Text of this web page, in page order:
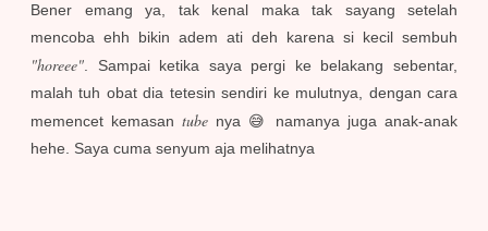
Bener emang ya, tak kenal maka tak sayang setelah
mencoba ehh bikin adem ati deh karena si kecil sembuh
"horeee" . Sampai ketika saya pergi ke belakang sebentar,
malah tuh obat dia tetesin sendiri ke mulutnya, dengan cara
memencet kemasan tube nya 😅 namanya juga anak-anak
hehe. Saya cuma senyum aja melihatnya